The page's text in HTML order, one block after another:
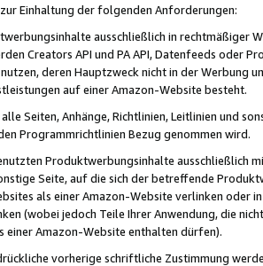
Einhaltung der folgenden Anforderungen:
ausschließlich in rechtmäßiger
Creators API und PA API, Datenfeeds oder
deren Hauptzweck nicht in der Werbung
auf einer Amazon-Website besteht.
alle Seiten, Anhänge, Richtlinien, Leitlinien und
Programmrichtlinien Bezug genommen wird.
Produktwerbungsinhalte ausschließlich
Seite, auf die sich der betreffende
als einer Amazon-Website verlinken oder
(wobei jedoch Teile Ihrer Anwendung, die
einer Amazon-Website enthalten dürfen).
vorherige schriftliche Zustimmung